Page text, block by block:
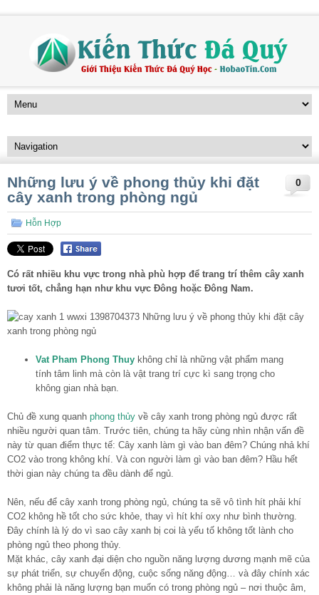
0
Những lưu ý về phong thủy khi đặt
cây xanh trong phòng ngủ
Hỗn Hợp
Có rất nhiều khu vực trong nhà phù hợp để trang trí thêm cây xanh
tươi tốt, chẳng hạn như khu vực Đông hoặc Đông Nam.
Vat Pham Phong Thuy không chỉ là những vật phẩm mang
tính tâm linh mà còn là vật trang trí cực kì sang trọng cho
không gian nhà bạn.
Chủ đề xung quanh phong thủy về cây xanh trong phòng ngủ được rất
nhiều người quan tâm. Trước tiên, chúng ta hãy cùng nhìn nhận vấn đề
này từ quan điểm thực tế: Cây xanh làm gì vào ban đêm? Chúng nhả khí
CO2 vào trong không khí. Và con người làm gì vào ban đêm? Hầu hết
thời gian này chúng ta đều dành để ngủ.
Nên, nếu để cây xanh trong phòng ngủ, chúng ta sẽ vô tình hít phải khí
CO2 không hề tốt cho sức khỏe, thay vì hít khí oxy như bình thường.
Đây chính là lý do vì sao cây xanh bị coi là yếu tố không tốt lành cho
phòng ngủ theo phong thủy.
Mặt khác, cây xanh đại diện cho nguồn năng lượng dương mạnh mẽ của
sự phát triển, sự chuyển động, cuộc sống năng động… và đây chính xác
không phải là năng lượng bạn muốn có trong phòng ngủ – nơi thuộc âm,